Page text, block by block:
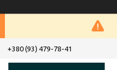
+380 (93) 479-78-41